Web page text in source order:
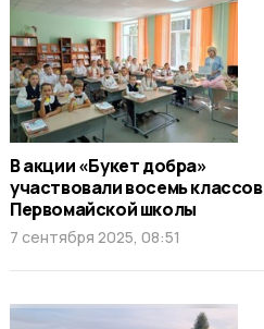
В акции «Букет добра»
участвовали восемь классов
Первомайской школы
7 сентября 2025, 08:51